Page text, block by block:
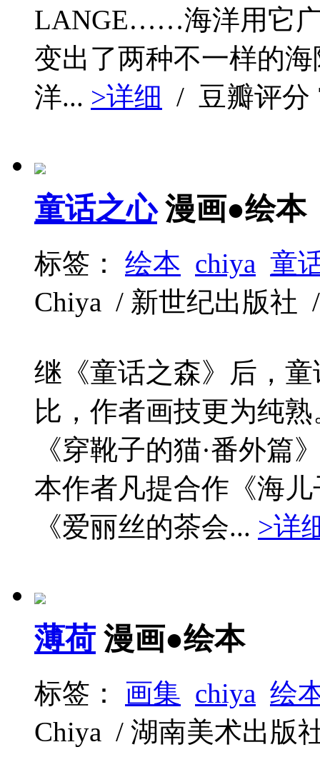
LANGE……海洋用它
变出了两种不一样的
洋... >详细 / 豆瓣评分
童话之心 漫画●绘本
标签： 绘本 chiya 童
Chiya / 新世纪出版社
继《童话之森》后，
比，作者画技更为纯
《穿靴子的猫·番外篇
本作者凡提合作《海
《爱丽丝的茶会... >详
薄荷 漫画●绘本
标签： 画集 chiya 绘
Chiya / 湖南美术出版